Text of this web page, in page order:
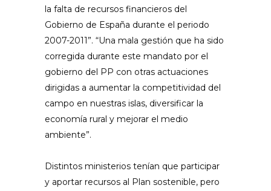
la falta de recursos financieros del
Gobierno de España durante el periodo
2007-2011”. “Una mala gestión que ha sido
corregida durante este mandato por el
gobierno del PP con otras actuaciones
dirigidas a aumentar la competitividad del
campo en nuestras islas, diversificar la
economía rural y mejorar el medio
ambiente”.
Distintos ministerios tenían que participar
y aportar recursos al Plan sostenible, pero